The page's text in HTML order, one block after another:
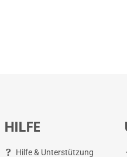
HILFE
Hilfe & Unterstützung